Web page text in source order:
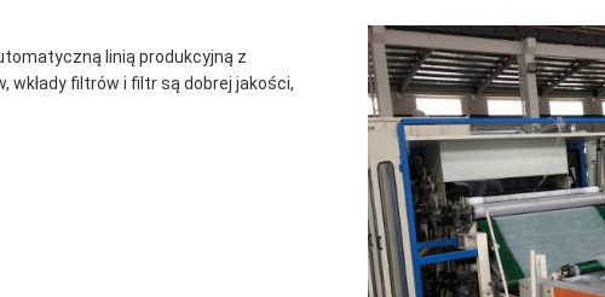
linią produkcyjną z
filtrów i filtr są dobrej jakości,